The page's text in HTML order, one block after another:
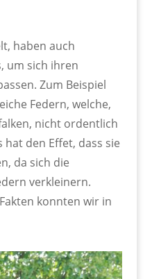
haben auch
um sich ihren
Zum Beispiel
Federn, welche,
nicht ordentlich
den Effet, dass sie
da sich die
verkleinern.
konnten wir in